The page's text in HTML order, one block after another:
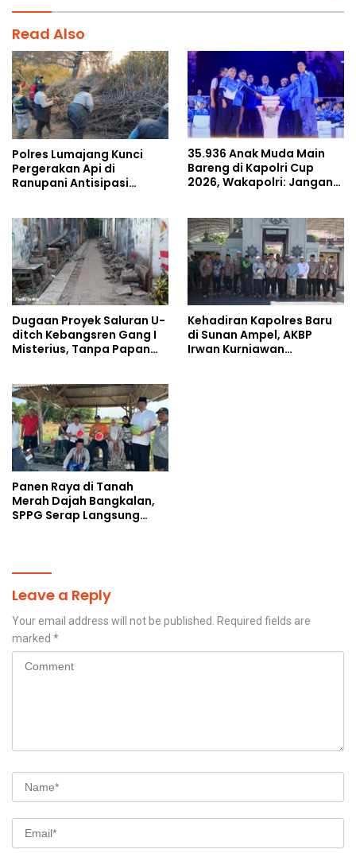
Read Also
Polres Lumajang Kunci
Pergerakan Api di
Ranupani Antisipasi
35.936 Anak Muda Main
Bareng di Kapolri Cup
2026, Wakapolri: Jangan
Dugaan Proyek Saluran U-
ditch Kebangsren Gang I
Misterius, Tanpa Papan
Kehadiran Kapolres Baru
di Sunan Ampel, AKBP
Irwan Kurniawan
Panen Raya di Tanah
Merah Dajah Bangkalan,
SPPG Serap Langsung
Leave a Reply
Your email address will not be published. Required fields are
marked *